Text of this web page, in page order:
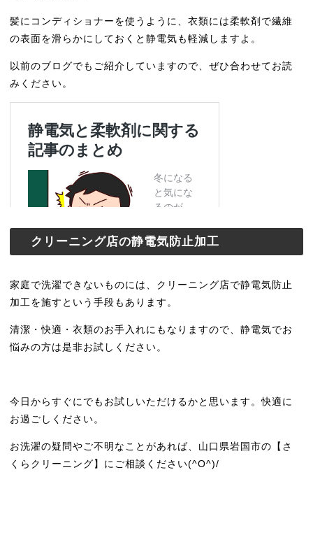
髪にコンディショナーを使うように、衣類には柔軟剤で繊維
の表面を滑らかにしておくと静電気も軽減しますよ。
以前のブログでもご紹介していますので、ぜひ合わせてお読
みください。
クリーニング店の静電気防止加工
家庭で洗濯できないものには、クリーニング店で静電気防止
加工を施すという手段もあります。
清潔・快適・衣類のお手入れにもなりますので、静電気でお
悩みの方は是非お試しください。
今日からすぐにでもお試しいただけるかと思います。快適に
お過ごしください。
お洗濯の疑問やご不明なことがあれば、山口県岩国市の【さ
くらクリーニング】にご相談ください(^O^)/